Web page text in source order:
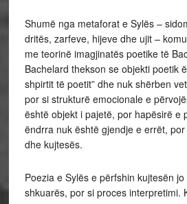
Shumë nga metaforat e Sylës –
dritës, zarfeve, hijeve dhe ujit –
me teorinë imagjinatës poetike të
Bachelard thekson se objekti poetik
shpirtit të poetit” dhe nuk shërben
por si strukturë emocionale e
është objekt i pajetë, por hapësirë e
ëndrra nuk është gjendje e errët,
dhe kujtesës.
Poezia e Sylës e përfshin kujtesën
shkuarës, por si proces interpretimi.